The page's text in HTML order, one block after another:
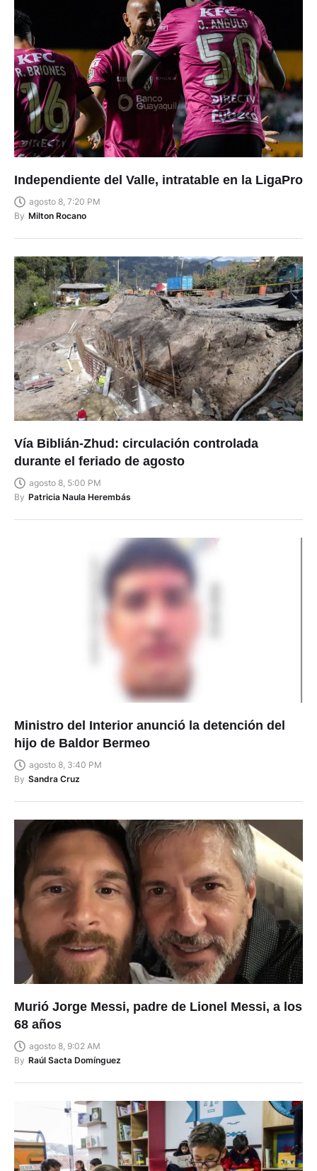
Independiente del Valle, intratable en la LigaPro
agosto 8, 7:20 PM
By Milton Rocano
Vía Biblián-Zhud: circulación controlada
durante el feriado de agosto
agosto 8, 5:00 PM
By Patricia Naula Herembás
Ministro del Interior anunció la detención del
hijo de Baldor Bermeo
agosto 8, 3:40 PM
By Sandra Cruz
Murió Jorge Messi, padre de Lionel Messi, a los
68 años
agosto 8, 9:02 AM
By Raúl Sacta Domínguez